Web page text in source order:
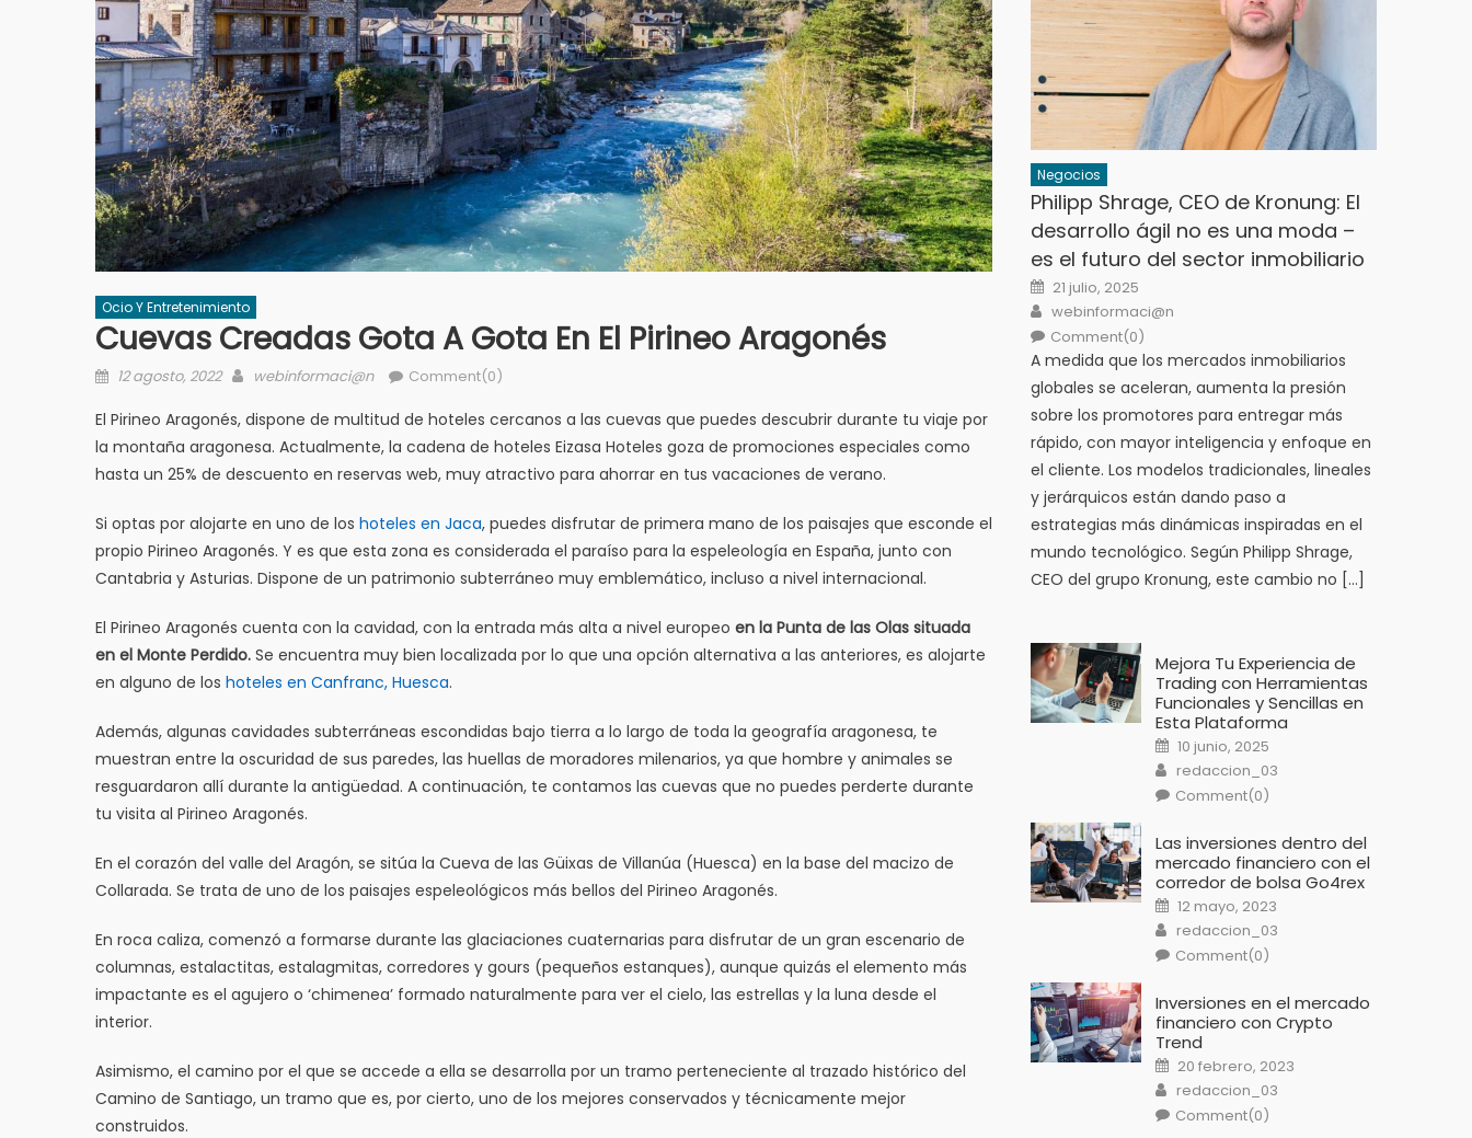
Ocio Y Entretenimiento
Cuevas Creadas Gota A Gota En El Pirineo Aragonés
Posted
12 agosto, 2022 Author
webinformaci@n Comment(0)
El Pirineo Aragonés, dispone de multitud de hoteles cercanos a las cuevas que puedes descubrir durante tu viaje por
la montaña aragonesa. Actualmente, la cadena de hoteles Eizasa Hoteles goza de promociones especiales como
hasta un 25% de descuento en reservas web, muy atractivo para ahorrar en tus vacaciones de verano.
Si optas por alojarte en uno de los hoteles en Jaca, puedes disfrutar de primera mano de los paisajes que esconde el
propio Pirineo Aragonés. Y es que esta zona es considerada el paraíso para la espeleología en España, junto con
Cantabria y Asturias. Dispone de un patrimonio subterráneo muy emblemático, incluso a nivel internacional.
El Pirineo Aragonés cuenta con la cavidad, con la entrada más alta a nivel europeo en la Punta de las Olas situada
en el Monte Perdido. Se encuentra muy bien localizada por lo que una opción alternativa a las anteriores, es alojarte
en alguno de los hoteles en Canfranc, Huesca.
Además, algunas cavidades subterráneas escondidas bajo tierra a lo largo de toda la geografía aragonesa, te
muestran entre la oscuridad de sus paredes, las huellas de moradores milenarios, ya que hombre y animales se
resguardaron allí durante la antigüedad. A continuación, te contamos las cuevas que no puedes perderte durante
tu visita al Pirineo Aragonés.
En el corazón del valle del Aragón, se sitúa la Cueva de las Güixas de Villanúa (Huesca) en la base del macizo de
Collarada. Se trata de uno de los paisajes espeleológicos más bellos del Pirineo Aragonés.
En roca caliza, comenzó a formarse durante las glaciaciones cuaternarias para disfrutar de un gran escenario de
columnas, estalactitas, estalagmitas, corredores y gours (pequeños estanques), aunque quizás el elemento más
impactante es el agujero o ‘chimenea’ formado naturalmente para ver el cielo, las estrellas y la luna desde el
interior.
Asimismo, el camino por el que se accede a ella se desarrolla por un tramo perteneciente al trazado histórico del
Camino de Santiago, un tramo que es, por cierto, uno de los mejores conservados y técnicamente mejor
construidos.
Negocios
Philipp Shrage, CEO de Kronung: El
desarrollo ágil no es una moda –
es el futuro del sector inmobiliario
Posted
on
21 julio, 2025
Author
webinformaci@n
Comment(0)
A medida que los mercados inmobiliarios
globales se aceleran, aumenta la presión
sobre los promotores para entregar más
rápido, con mayor inteligencia y enfoque en
el cliente. Los modelos tradicionales, lineales
y jerárquicos están dando paso a
estrategias más dinámicas inspiradas en el
mundo tecnológico. Según Philipp Shrage,
CEO del grupo Kronung, este cambio no […]
Mejora Tu Experiencia de
Trading con Herramientas
Funcionales y Sencillas en
Esta Plataforma
Posted
on
10 junio, 2025
Author
redaccion_03
Comment(0)
Las inversiones dentro del
mercado financiero con el
corredor de bolsa Go4rex
Posted
on
12 mayo, 2023
Author
redaccion_03
Comment(0)
Inversiones en el mercado
financiero con Crypto
Trend
Posted
on
20 febrero, 2023
Author
redaccion_03
Comment(0)